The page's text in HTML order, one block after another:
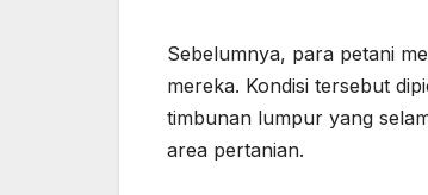
Sebelumnya, para petani
mereka. Kondisi tersebut
timbunan lumpur yang
area pertanian.